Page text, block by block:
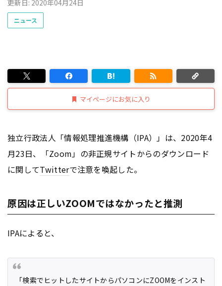
更新日: 2020年04月24日
ニュース
マイページにお気に入り
独立行政法人「情報処理推進機構（IPA）」は、2020年4
月23日、「Zoom」の非正規サイトからのダウンロード
に関してTwitterで注意を喚起した。
原因は正しいZOOMではなかったと推測
IPAによると、
「検索でヒットしたサイトからパソコンにZOOMをインスト